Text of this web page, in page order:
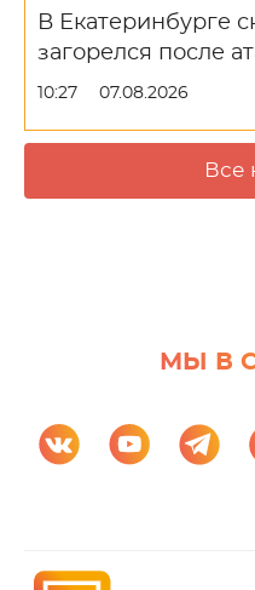
В Екатеринбурге
загорелся после
10:27 07.08.2026
Все
МЫ В